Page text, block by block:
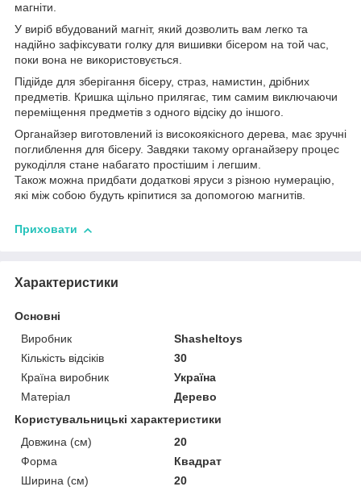
магніти.
У виріб вбудований магніт, який дозволить вам легко та
надійно зафіксувати голку для вишивки бісером на той час,
поки вона не використовується.
Підійде для зберігання бісеру, страз, намистин, дрібних
предметів. Кришка щільно прилягає, тим самим виключаючи
переміщення предметів з одного відсіку до іншого.
Органайзер виготовлений із високоякісного дерева, має зручні
поглиблення для бісеру. Завдяки такому органайзеру процес
рукоділля стане набагато простішим і легшим.
Також можна придбати додаткові яруси з різною нумерацію,
які між собою будуть кріпитися за допомогою магнитів.
Приховати
Характеристики
Основні
Виробник
Shasheltoys
Кількість відсіків
30
Країна виробник
Україна
Матеріал
Дерево
Користувальницькі характеристики
Довжина (см)
20
Форма
Квадрат
Ширина (см)
20